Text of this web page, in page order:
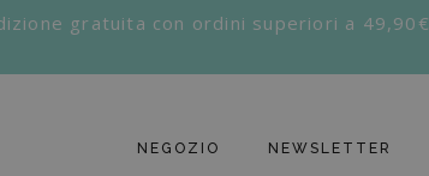
gratuita con ordini superiori a 49,90€
NEGOZIO NEWSLETTER